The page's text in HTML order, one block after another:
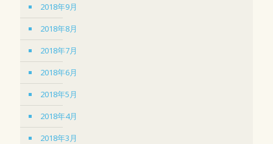
2018年9月
2018年8月
2018年7月
2018年6月
2018年5月
2018年4月
2018年3月